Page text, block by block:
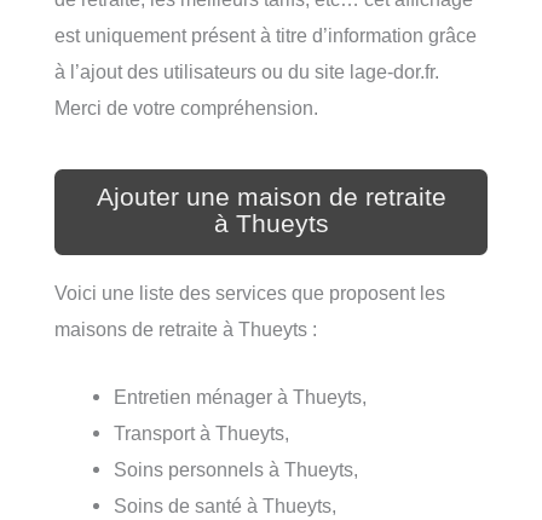
est uniquement présent à titre d’information grâce
à l’ajout des utilisateurs ou du site lage-dor.fr.
Merci de votre compréhension.
Ajouter une maison de retraite
à Thueyts
Voici une liste des services que proposent les
maisons de retraite à Thueyts :
Entretien ménager à Thueyts,
Transport à Thueyts,
Soins personnels à Thueyts,
Soins de santé à Thueyts,